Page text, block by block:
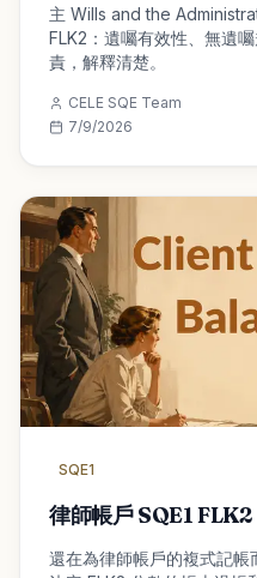
主 Wills and the
FLK2：遺囑有效性、無遺
責，解釋清楚。
CELE SQE Team
7/9/2026
SQE1
律師帳戶 SQE1
還在為律師帳戶的複式記帳